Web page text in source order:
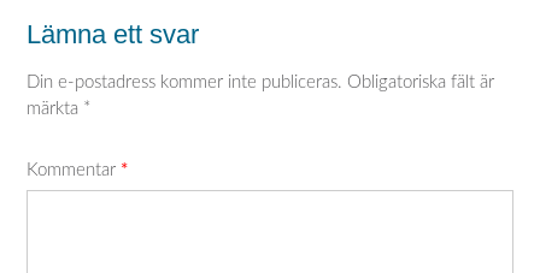
Lämna ett svar
Din e-postadress kommer inte publiceras. Obligatoriska fält är
märkta *
Kommentar *